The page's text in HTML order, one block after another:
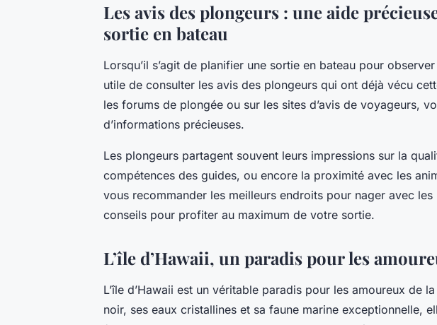
Les avis des plongeurs : une aide
sortie en bateau
Lorsqu’il s’agit de planifier une sortie en bateau pour
utile de consulter les avis des plongeurs qui ont déjà vécu
les forums de plongée ou sur les sites d’avis de voyageurs,
d’informations précieuses.
Les plongeurs partagent souvent leurs impressions sur la
compétences des guides, ou encore la proximité avec les
vous recommander les meilleurs endroits pour nager avec
conseils pour profiter au maximum de votre sortie.
L’île d’Hawaii, un paradis pour les
L’île d’Hawaii est un véritable paradis pour les amoureux de
noir, ses eaux cristallines et sa faune marine exceptionnelle,